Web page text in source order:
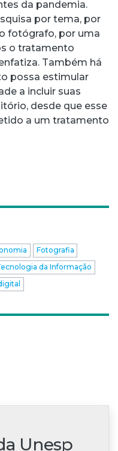
da pandemia.
por tema, por
fotógrafo, por uma
o tratamento
Também há
possa estimular
a incluir suas
desde que esse
a um tratamento
Fotografia
da Informação
WhatsApp
no LinkedIn
Unesp